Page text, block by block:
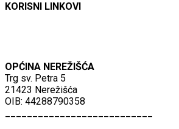
KORISNI LINKOVI
OPĆINA NEREŽIŠĆA
Trg sv. Petra 5
21423 Nerežišća
OIB: 44288790358